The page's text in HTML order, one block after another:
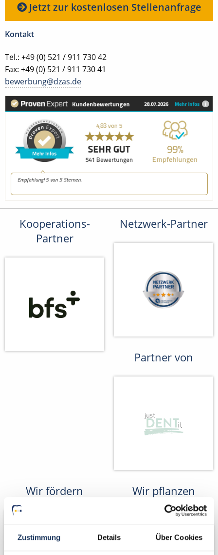
Zustimmung Details Über Cookies
Jetzt zur kostenlosen Stellenanfrage
Kontakt
Tel.: +49 (0) 521 / 911 730 42
Fax: +49 (0) 521 / 911 730 41
bewerbung@dzas.de
Kooperations-
Partner
Netzwerk-Partner
Partner von
Wir fördern
Wir pflanzen
Bäume